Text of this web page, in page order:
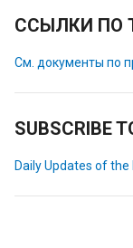
ССЫЛКИ ПО
См. документы по
SUBSCRIBE
Daily Updates of